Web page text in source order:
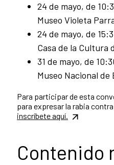
24 de mayo, de
Museo Violeta
24 de mayo, de
Casa de la Cultura
31 de mayo, de
Museo Nacional de
Para participar de esta
para expresar la rabia
inscríbete aquí.
Contenido